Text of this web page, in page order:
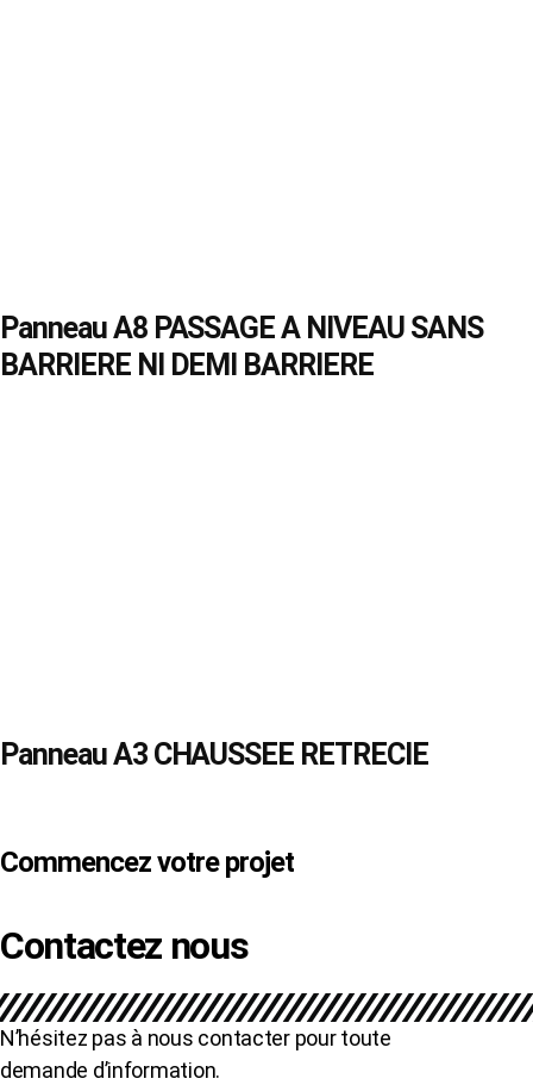
Panneau A8 PASSAGE A NIVEAU SANS
BARRIERE NI DEMI BARRIERE
Panneau A3 CHAUSSEE RETRECIE
Commencez votre projet
Contactez nous
N’hésitez pas à nous contacter pour toute
demande d’information.